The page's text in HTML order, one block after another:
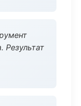
Результат